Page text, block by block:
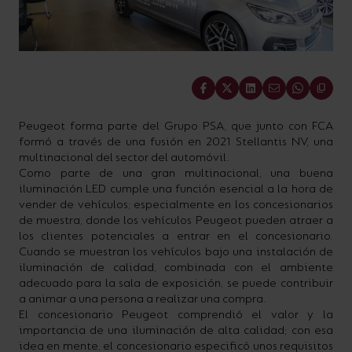
Share
Peugeot forma parte del Grupo PSA, que junto con FCA
formó a través de una fusión en 2021 Stellantis NV, una
multinacional del sector del automóvil.
Como parte de una gran multinacional, una buena
iluminación LED cumple una función esencial a la hora de
vender de vehículos; especialmente en los concesionarios
de muestra, donde los vehículos Peugeot pueden atraer a
los clientes potenciales a entrar en el concesionario.
Cuando se muestran los vehículos bajo una instalación de
iluminación de calidad, combinada con el ambiente
adecuado para la sala de exposición, se puede contribuir
a animar a una persona a realizar una compra.
El concesionario Peugeot comprendió el valor y la
importancia de una iluminación de alta calidad; con esa
idea en mente, el concesionario especificó unos requisitos